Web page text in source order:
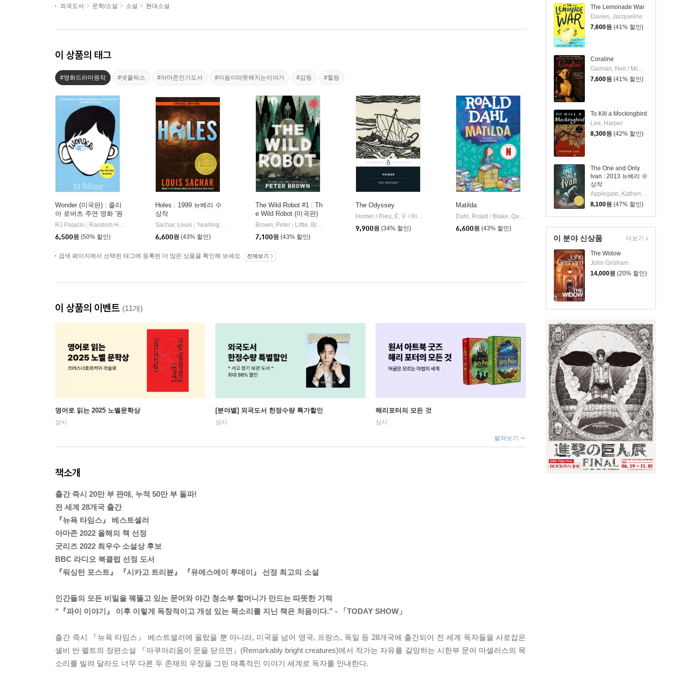
The Lemonade War
Davies, Jacqueline
7,600원 (41% 할인)
Coraline
Gaiman, Neil / McKean, Dave
7,600원 (41% 할인)
To Kill a Mockingbird
Lee, Harper
8,300원 (42% 할인)
The One and Only
Ivan : 2013 뉴베리 수
상작
Applegate, Katherine / Castelao, Patricia
8,100원 (47% 할인)
이 분야 신상품
The Widow
John Grisham
14,000원 (20% 할인)
더보기
외국도서
문학/소설 소설 현대소설
이 상품의 태그
#영화드라마원작 #넷플릭스 #아마존인기도서 #마음이따뜻해지는이야기 #감동 #힐링
Wonder (미국판) : 줄리
아 로버츠 주연 영화 '원
더' 원작 소설
RJ Palacio
Random House
6,500원 (50% 할인)
Holes : 1999 뉴베리 수
상작
Sachar, Louis
Yearling Books
6,600원 (43% 할인)
The Wild Robot #1 : Th
e Wild Robot (미국판)
Brown, Peter
Little, Brown Books for Young Readers
7,100원 (43% 할인)
The Odyssey
Homer / Rieu, E. V. / Rieu, D. C. H.
Penguin Group
9,900원 (34% 할인)
Matilda
Dahl, Roald / Blake, Quentin
Viking Books for Young Readers
6,600원 (43% 할인)
검색 페이지에서 선택된 태그에 등록된 더 많은 상품을 확인해 보세요. 전체보기
이 상품의 이벤트 (11개)
영어로 읽는 2025 노벨문학상
상시
[분야별] 외국도서 한정수량 특가할인
상시
해리포터의 모든 것
상시
펼쳐보기
책소개
출간 즉시 20만 부 판매, 누적 50만 부 돌파!
전 세계 28개국 출간
『뉴욕 타임스』 베스트셀러
아마존 2022 올해의 책 선정
굿리즈 2022 최우수 소설상 후보
BBC 라디오 북클럽 선정 도서
『워싱턴 포스트』 『시카고 트리뷴』 『유에스에이 투데이』 선정 최고의 소설
인간들의 모든 비밀을 꿰뚫고 있는 문어와 야간 청소부 할머니가 만드는 따뜻한 기적
“『파이 이야기』 이후 이렇게 독창적이고 개성 있는 목소리를 지닌 책은 처음이다.” - 「TODAY SHOW」
출간 즉시 『뉴욕 타임스』 베스트셀러에 올랐을 뿐 아니라, 미국을 넘어 영국, 프랑스, 독일 등 28개국에 출간되어 전 세계 독자들을 사로잡은
셸비 반 펠트의 장편소설 『아쿠아리움이 문을 닫으면』(Remarkably bright creatures)에서 작가는 자유를 갈망하는 시한부 문어 마셀러스의 목
소리를 빌려 달라도 너무 다른 두 존재의 우정을 그린 매혹적인 이야기 세계로 독자를 안내한다.